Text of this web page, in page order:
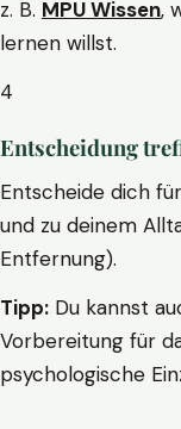
z. B. MPU Wissen,
lernen willst.
4
Entscheidung
Entscheide dich
und zu deinem
Entfernung).
Tipp: Du kannst
Vorbereitung für
psychologische